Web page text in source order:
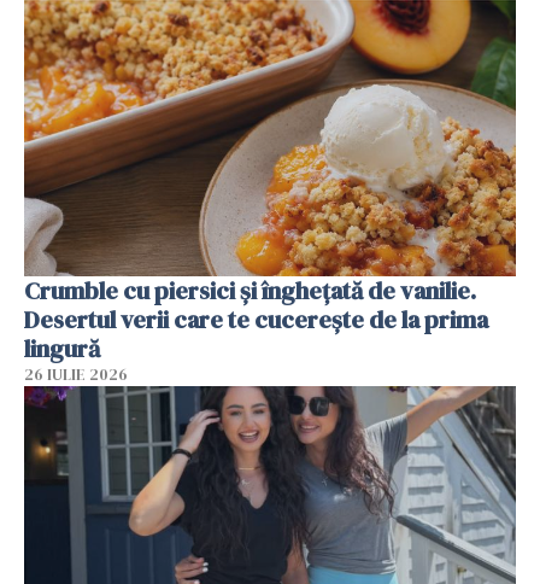
Crumble cu piersici și înghețată de vanilie.
Desertul verii care te cucerește de la prima
lingură
26 IULIE 2026